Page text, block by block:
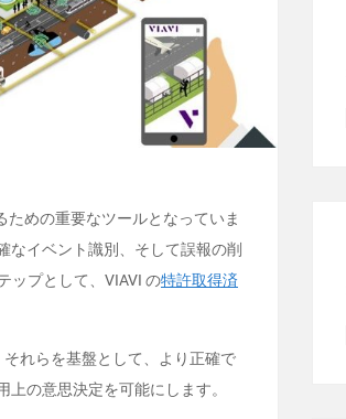
めの重要なツールとなっていま
なイベント識別、そして誤報の削
ップとして、 VIAVI の特許取得済
れらを基盤として、より正確で
の意思決定を可能にします。